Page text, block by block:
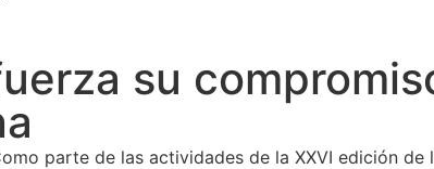
su
parte de las actividades de la XXVI edición